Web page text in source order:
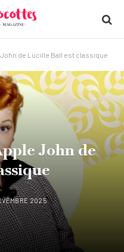
de Lucille Ball est classique
John de
2025